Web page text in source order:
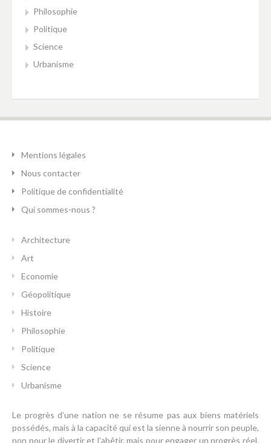
Philosophie
Politique
Science
Urbanisme
Mentions légales
Nous contacter
Politique de confidentialité
Qui sommes-nous ?
Architecture
Art
Economie
Géopolitique
Histoire
Philosophie
Politique
Science
Urbanisme
Le progrès d’une nation ne se résume pas aux biens matériels
possédés, mais à la capacité qui est la sienne à nourrir son peuple,
non pour le divertir et l’abêtir, mais pour engager un progrès réel,